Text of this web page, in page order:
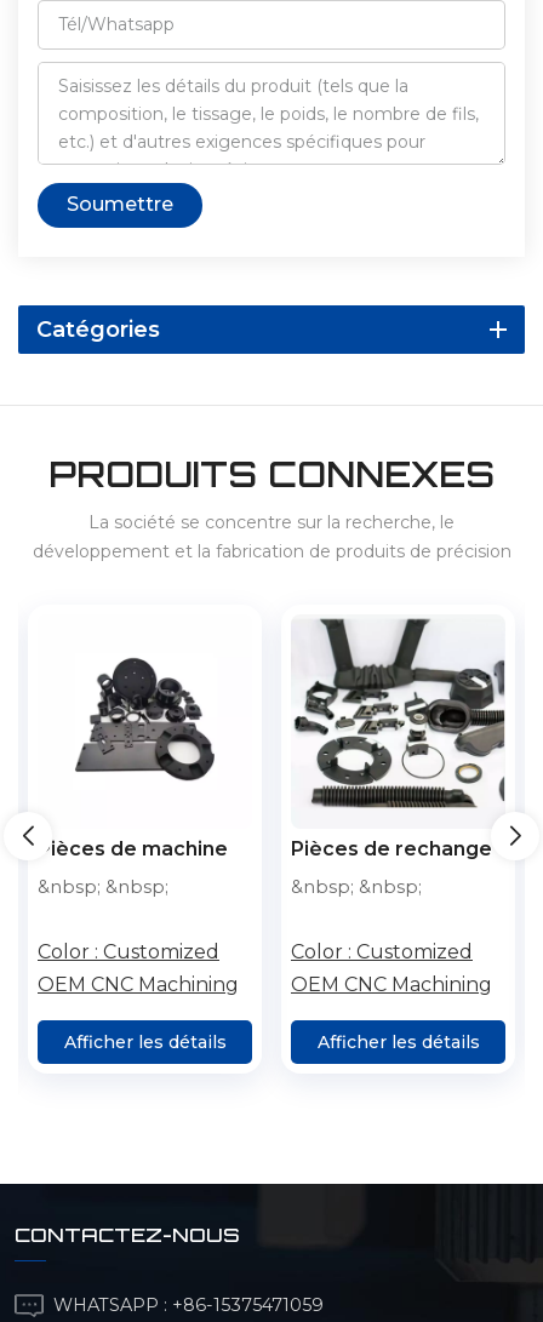
Soumettre
Catégories
PRODUITS CONNEXES
La société se concentre sur la recherche, le
développement et la fabrication de produits de précision
nouvelles, le stockage d'énergie, etc.
Pièces de machine
de découpe laser,
machine de découpe
laser à fibre
&nbsp; &nbsp;
Color : Customized
OEM CNC Machining
Afficher les détails
Pièces de rechange
de tête laser pour
laser à fibre
&nbsp; &nbsp;
Color : Customized
OEM CNC Machining
Afficher les détails
CONTACTEZ-NOUS
WHATSAPP : +86-15375471059